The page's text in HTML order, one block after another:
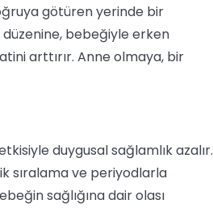
götüren yerinde bir
düzenine, bebeğiyle erken
arttırır. Anne olmaya, bir
duygusal sağlamlık azalır.
sıralama ve periyodlarla
sağlığına dair olası